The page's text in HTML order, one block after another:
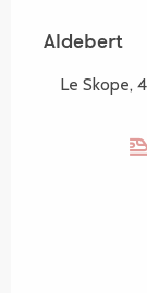
Aldebert
Le Skope,